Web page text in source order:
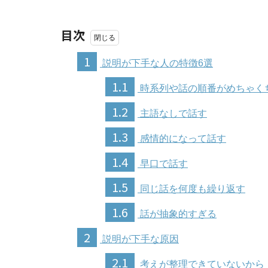
目次
1
説明が下手な人の特徴6選
1.1 時系列や話の順番がめちゃく
1.2 主語なしで話す
1.3 感情的になって話す
1.4 早口で話す
1.5 同じ話を何度も繰り返す
1.6 話が抽象的すぎる
2 説明が下手な原因
2.1 考えが整理できていないから